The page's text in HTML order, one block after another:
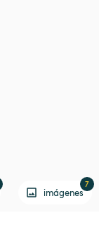
imágenes
7